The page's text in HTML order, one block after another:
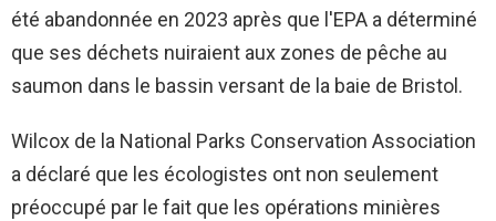
été abandonnée en 2023 après que l'EPA a déterminé
que ses déchets nuiraient aux zones de pêche au
saumon dans le bassin versant de la baie de Bristol.
Wilcox de la National Parks Conservation Association
a déclaré que les écologistes ont non seulement
préoccupé par le fait que les opérations minières